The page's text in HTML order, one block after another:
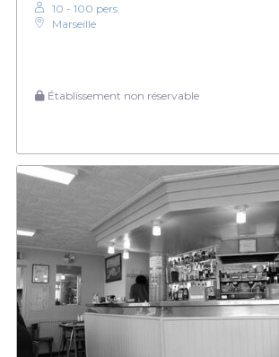
10 - 100 pers.
Marseille
Établissement non réservable